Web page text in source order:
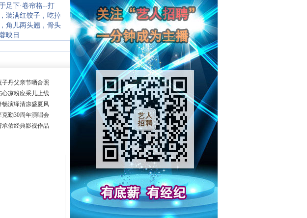
足下·卷帘格--打
装满红饺子，吃掉
角儿两头翘，骨头
映日